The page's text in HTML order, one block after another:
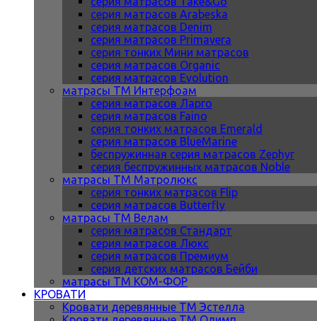
серия матрасов Arabeska
серия матрасов Denim
серия матрасов Primavera
серия тонких Мини матрасов
серия матрасов Organic
серия матрасов Evolution
матрасы ТМ Интерфоам
серия матрасов Ларго
серия матрасов Faino
серия тонких матрасов Emerald
серия матрасов BlueMarine
беспружинная серия матрасов Zephyr
серия беспружинных матрасов Noble
матрасы ТМ Матролюкс
серия тонких матрасов Flip
серия матрасов Butterfly
матрасы ТМ Велам
серия матрасов Стандарт
серия матрасов Люкс
серия матрасов Премиум
серия детских матрасов Бейби
матрасы ТМ КОМ-ФОР
КРОВАТИ
Кровати деревянные ТМ Эстелла